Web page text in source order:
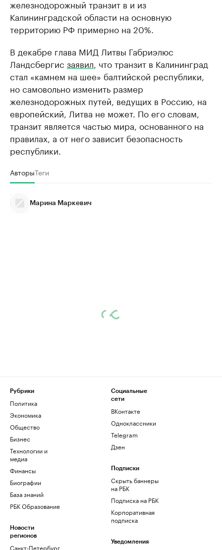
железнодорожный транзит в и из
Калининградской области на основную
территорию РФ примерно на 20%.
В декабре глава МИД Литвы Габриэлюс
Ландсбергис заявил , что транзит в Калининград
стал «камнем на шее» балтийской республики,
но самовольно изменить размер
железнодорожных путей, ведущих в Россию, на
европейский, Литва не может. По его словам,
транзит является частью мира, основанного на
правилах, а от него зависит безопасность
республики.
АвторыТеги
Марина Маркевич
Рубрики
Политика
Экономика
Общество
Бизнес
Технологии и
медиа
Финансы
Биографии
База знаний
РБК Образование
Новости
регионов
Санкт-Петербург
Социальные
сети
ВКонтакте
Одноклассники
Telegram
Дзен
Подписки
Скрыть баннеры
на РБК
Подписка на РБК
Корпоративная
подписка
Уведомления